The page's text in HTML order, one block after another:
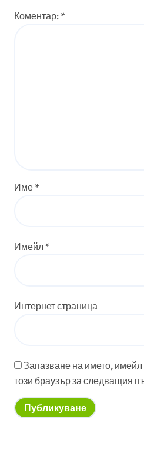
Коментар: *
Име *
Имейл *
Интернет страница
Запазване на името,
този браузър за следващия